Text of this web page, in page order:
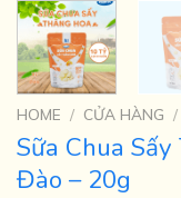
HOME / CỬA HÀNG /
Sữa Chua
Đào – 20g